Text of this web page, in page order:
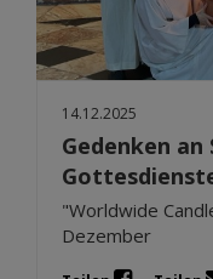
14.12.2025
Gedenken
"Worldwide
Dezember